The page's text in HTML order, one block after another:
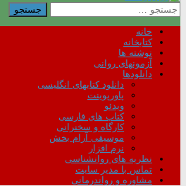
جستجو
برای:
خانه
کتابخانه
نوشته ها
آزمونهای روانی
دانلودها
دانلود کتابهای انگلیسی
پاورپوینت
ویدئو
کتاب های فارسی
کارگاه و سخنرانی
موسیقی آرام بخش
نرم افزار
نظریه های روانشناسی
تماس با مدیر سایت
مشاوره و رواندرمانی